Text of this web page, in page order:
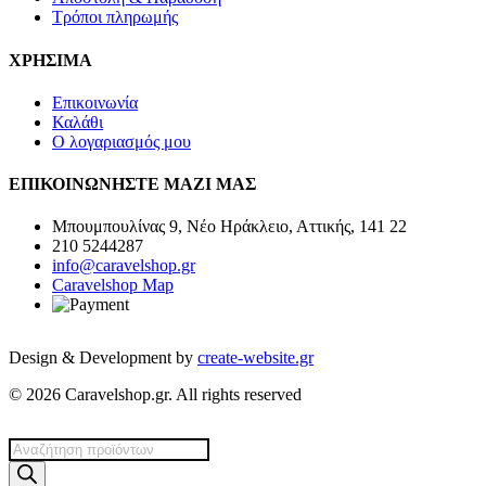
Τρόποι πληρωμής
ΧΡΗΣΙΜΑ
Επικοινωνία
Καλάθι
Ο λογαριασμός μου
ΕΠΙΚΟΙΝΩΝΗΣΤΕ ΜΑΖΙ ΜΑΣ
Μπουμπουλίνας 9, Νέο Ηράκλειο, Αττικής, 141 22
210 5244287
info@caravelshop.gr
Caravelshop Map
Design & Development by create-website.gr
© 2026 Caravelshop.gr. All rights reserved
Products
search